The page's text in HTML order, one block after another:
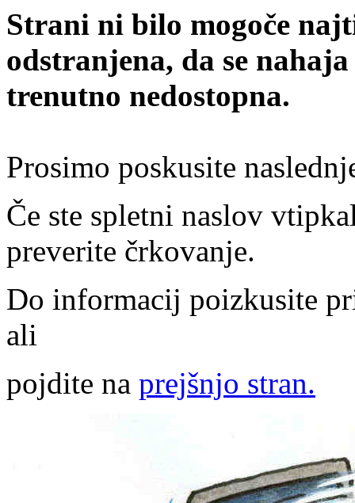
Strani ni bilo mogoče
odstranjena, da se
trenutno nedostopna.
Prosimo poskusite
Če ste spletni naslov
preverite črkovanje.
Do informacij poizkusite
ali
pojdite na prejšnjo stran.